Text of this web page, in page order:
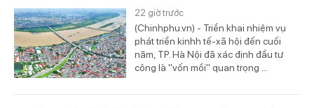
22 giờ trước
(Chinhphu.vn) - Triển khai nhiệm vụ
phát triển kinhh tế-xã hội đến cuối
năm, TP. Hà Nội đã xác định đầu tư
công là "vốn mồi" quan trọng ...